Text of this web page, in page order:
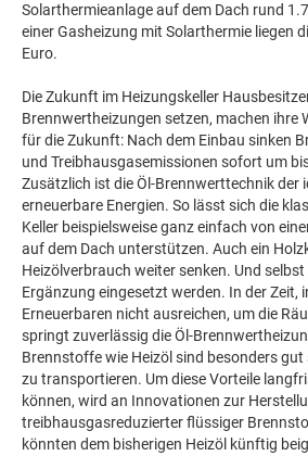
Solarthermieanlage auf dem Dach rund
einer Gasheizung mit Solarthermie liegen
Euro.
Die Zukunft im Heizungskeller
Brennwertheizungen setzen, machen ihre
für die Zukunft: Nach dem Einbau sinken
und Treibhausgasemissionen sofort um
Zusätzlich ist die Öl-Brennwerttechnik der
erneuerbare Energien. So lässt sich die
Keller beispielsweise ganz einfach von
auf dem Dach unterstützen. Auch ein
Heizölverbrauch weiter senken. Und
Ergänzung eingesetzt werden. In der Zeit,
Erneuerbaren nicht ausreichen, um die
springt zuverlässig die Öl-
Brennstoffe wie Heizöl sind besonders
zu transportieren. Um diese Vorteile
können, wird an Innovationen zur
treibhausgasreduzierter flüssiger
könnten dem bisherigen Heizöl künftig